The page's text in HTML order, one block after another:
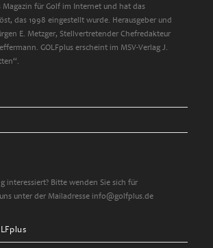
Magazin für Golf im Internet und hat das
das 1998 eingestellt wurde. Herausgeber und
E. Metzger, Stellvertretender Chefredakteur
GOLFplus erscheint im MSV-Verlag J.
interessiert? Bitte wenden Sie sich für
unter der Mailadresse info@golfplus.de